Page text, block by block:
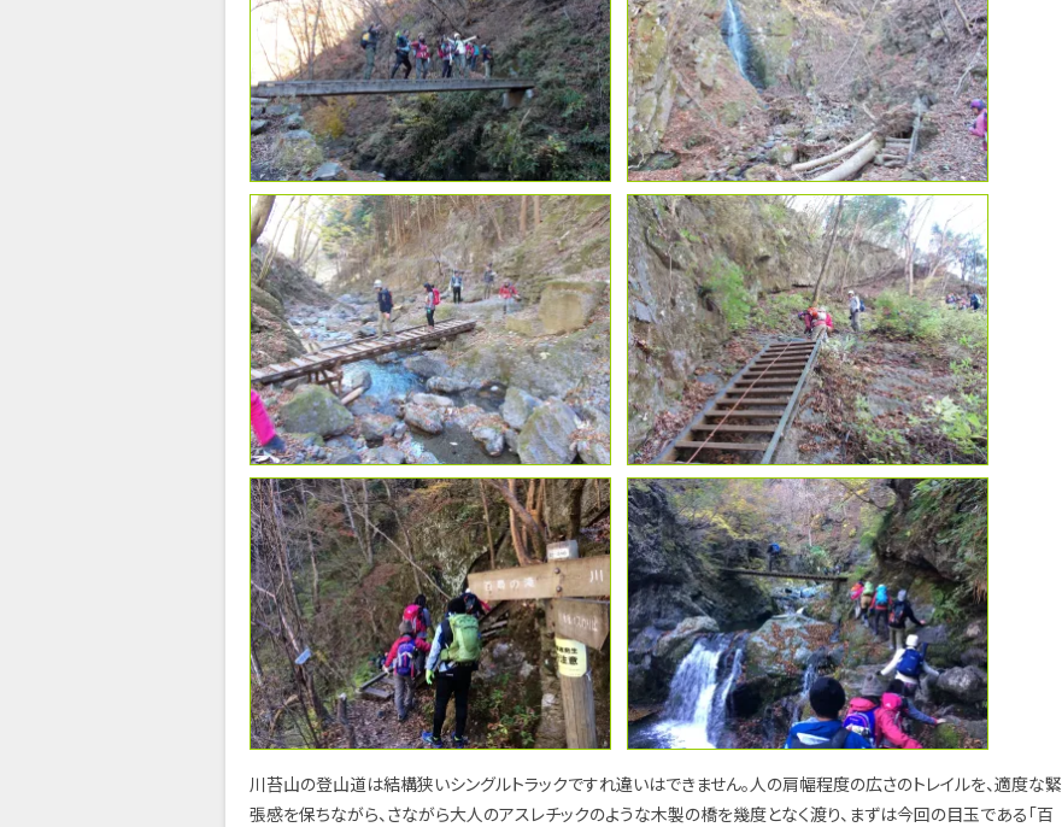
川苔山の登山道は結構狭いシングルトラックですれ違いはできません。人の肩幅程度の広さのトレイルを、適度な緊
張感を保ちながら、さながら大人のアスレチックのような木製の橋を幾度となく渡り、まずは今回の目玉である「百